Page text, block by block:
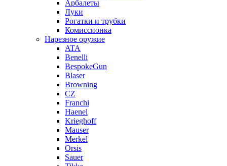
Арбалеты
Луки
Рогатки и трубки
Комиссионка
Нарезное оружие
ATA
Benelli
BespokeGun
Blaser
Browning
CZ
Franchi
Haenel
Krieghoff
Mauser
Merkel
Orsis
Sauer